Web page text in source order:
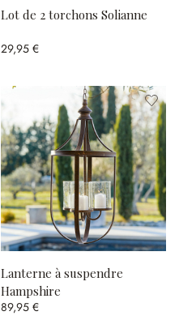
Lot de 2 torchons Solianne
29,95 €
Lanterne à suspendre
Hampshire
89,95 €